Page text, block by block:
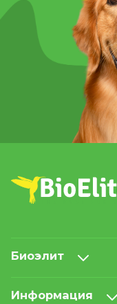
Биоэлит
Информация